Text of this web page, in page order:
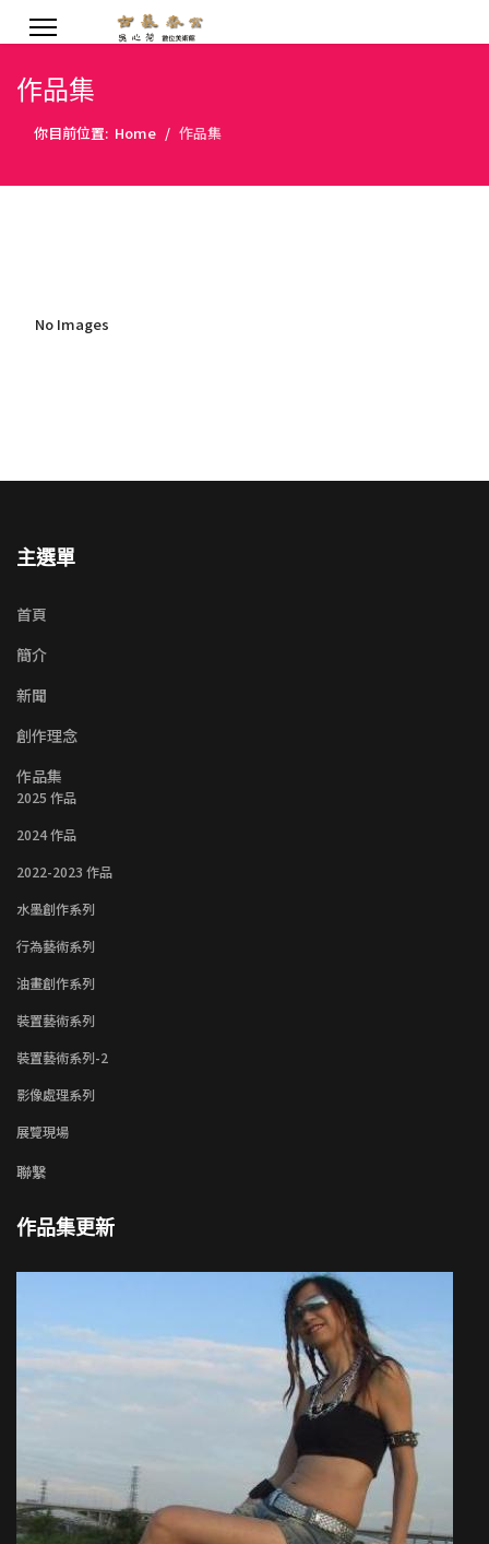
作品集
你目前位置: Home 作品集
No Images
主選單
首頁
簡介
新聞
創作理念
作品集
2025 作品
2024 作品
2022-2023 作品
水墨創作系列
行為藝術系列
油畫創作系列
裝置藝術系列
裝置藝術系列-2
影像處理系列
展覽現場
聯繫
作品集更新